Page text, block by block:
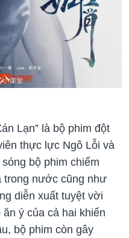
Lạn” là bộ phim đột
thực lực Ngô Lỗi và
bộ phim chiếm
trong nước cũng như
diễn xuất tuyệt vời
ý của cả hai khiến
bộ phim còn gây